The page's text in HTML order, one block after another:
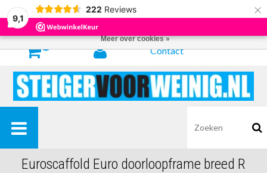
9,1
222 Reviews ×
Contact
Euroscaffold Euro doorloopframe breed R
Door het gebruiken van onze website, ga je akkoord met het gebruik van
cookies om onze website te verbeteren.
Meer over cookies »